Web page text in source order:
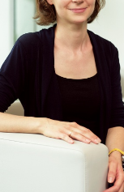
GAZDÁLKODÁSGYŰJTEMÉNY (GYŰJTEMÉNYI FŐOSZTÁLY)